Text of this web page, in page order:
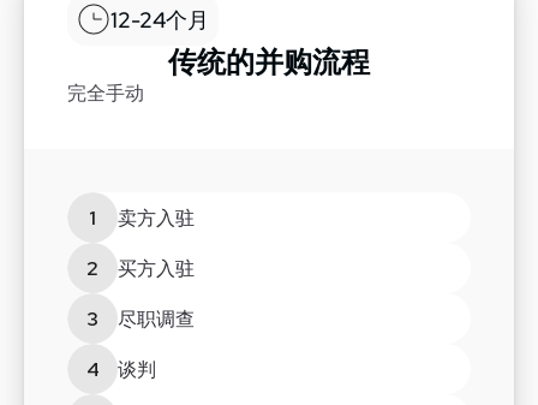
12-24个月
传统的并购流程
完全手动
1 卖方入驻
2 买方入驻
3 尽职调查
4 谈判